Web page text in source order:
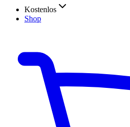
Kostenlos
Shop